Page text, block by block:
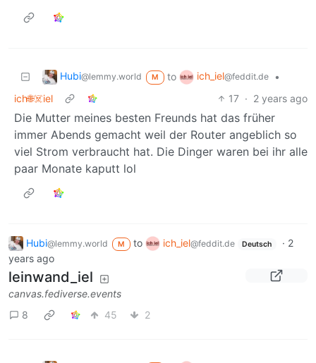
Hubi@lemmy.world M to ich_iel@feddit.de
•
ich🌐☠️iel
17 · 2 years ago
Die Mutter meines besten Freunds hat das früher
immer Abends gemacht weil der Router angeblich so
viel Strom verbraucht hat. Die Dinger waren bei ihr alle
paar Monate kaputt lol
Hubi@lemmy.world M to ich_iel@feddit.de Deutsch · 2
years ago
leinwand_iel
canvas.fediverse.events
8
45 2